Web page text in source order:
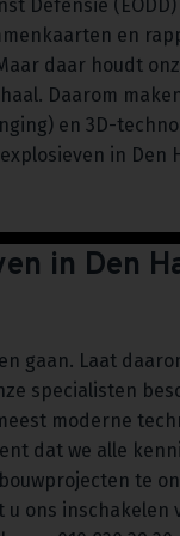
Defensie
en
daar houdt
Daarom
en 3D-
in Den
in Den
gaan. Laat
specialisten
moderne
dat we alle
te
ons inschakelen